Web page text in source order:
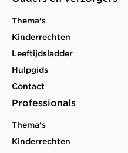
Thema's
Kinderrechten
Leeftijdsladder
Hulpgids
Contact
Professionals
Thema's
Kinderrechten